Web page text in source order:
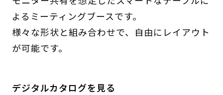
よるミーティングブースです。
様々な形状と組み合わせで、自由にレイアウト
が可能です。
デジタルカタログを見る